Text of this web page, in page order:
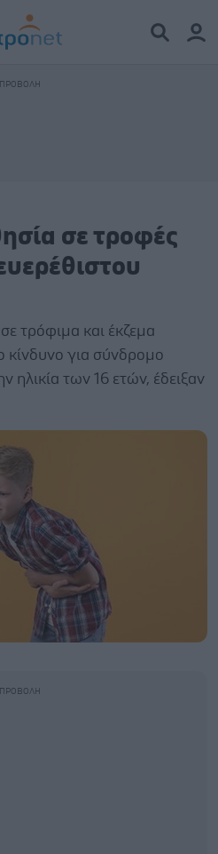
σε τροφές
τρόφιμα και έκζεμα
κίνδυνο για σύνδρομο
ηλικία των 16 ετών, έδειξαν